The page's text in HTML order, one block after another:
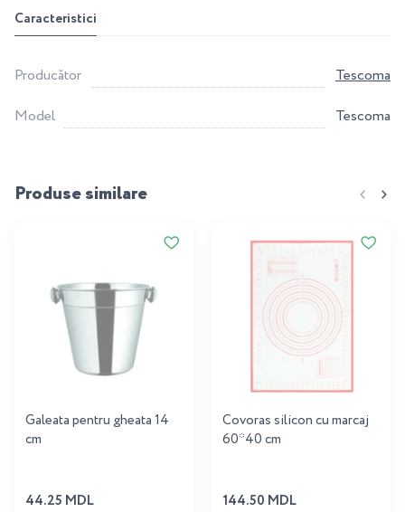
Caracteristici
Producător
Tescoma
Model
Tescoma
Produse similare
Galeata pentru gheata 14
cm
44.25 MDL
Covoras silicon cu marcaj
60*40 cm
144.50 MDL